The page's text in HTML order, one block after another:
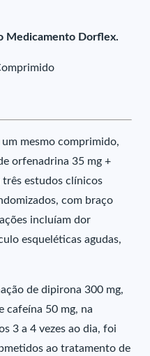
Medicamento Dorflex.
mesmo comprimido,
orfenadrina 35 mg +
três estudos clínicos
com braço
incluíam dor
esqueléticas agudas,
de dipirona 300 mg,
cafeína 50 mg, na
3 a 4 vezes ao dia, foi
ao tratamento de